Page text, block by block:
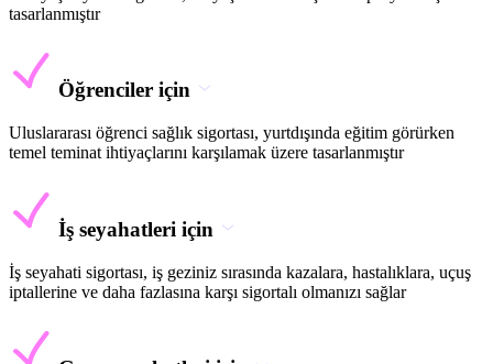
tasarlanmıştır
Öğrenciler için
Uluslararası öğrenci sağlık sigortası, yurtdışında eğitim görürken
temel teminat ihtiyaçlarını karşılamak üzere tasarlanmıştır
İş seyahatleri için
İş seyahati sigortası, iş geziniz sırasında kazalara, hastalıklara, uçuş
iptallerine ve daha fazlasına karşı sigortalı olmanızı sağlar